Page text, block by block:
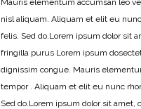
Mauris elementum accumsan leo
nisl aliquam. Aliquam et elit eu
felis. Sed do.Lorem ipsum dolor sit
fringilla purus Lorem ipsum
dignissim congue. Mauris
tempor . Aliquam et elit eu nunc
Sed do.Lorem ipsum dolor sit amet,